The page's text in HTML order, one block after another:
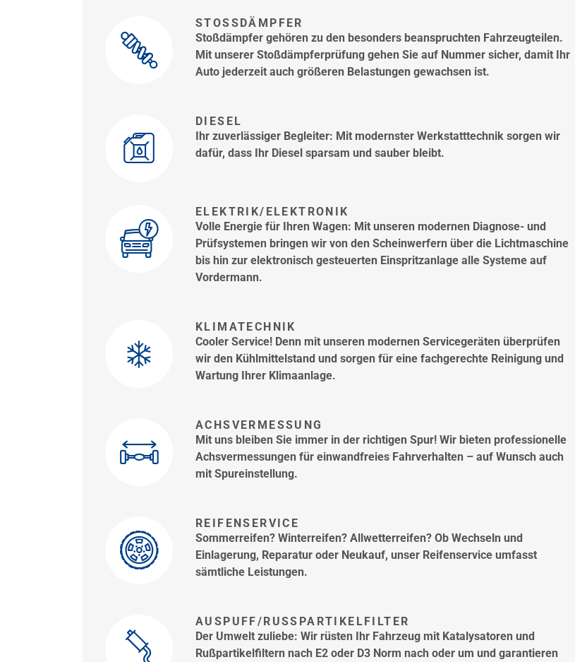
STOSSDÄMPFER
Stoßdämpfer gehören zu den besonders beanspruchten Fahrzeugteilen.
Mit unserer Stoßdämpferprüfung gehen Sie auf Nummer sicher, damit Ihr
Auto jederzeit auch größeren Belastungen gewachsen ist.
DIESEL
Ihr zuverlässiger Begleiter: Mit modernster Werkstatttechnik sorgen wir
dafür, dass Ihr Diesel sparsam und sauber bleibt.
ELEKTRIK/ELEKTRONIK
Volle Energie für Ihren Wagen: Mit unseren modernen Diagnose- und
Prüfsystemen bringen wir von den Scheinwerfern über die Lichtmaschine
bis hin zur elektronisch gesteuerten Einspritzanlage alle Systeme auf
Vordermann.
KLIMATECHNIK
Cooler Service! Denn mit unseren modernen Servicegeräten überprüfen
wir den Kühlmittelstand und sorgen für eine fachgerechte Reinigung und
Wartung Ihrer Klimaanlage.
ACHSVERMESSUNG
Mit uns bleiben Sie immer in der richtigen Spur! Wir bieten professionelle
Achsvermessungen für einwandfreies Fahrverhalten – auf Wunsch auch
mit Spureinstellung.
REIFENSERVICE
Sommerreifen? Winterreifen? Allwetterreifen? Ob Wechseln und
Einlagerung, Reparatur oder Neukauf, unser Reifenservice umfasst
sämtliche Leistungen.
AUSPUFF/RUSSPARTIKELFILTER
Der Umwelt zuliebe: Wir rüsten Ihr Fahrzeug mit Katalysatoren und
Rußpartikelfiltern nach E2 oder D3 Norm nach oder um und garantieren